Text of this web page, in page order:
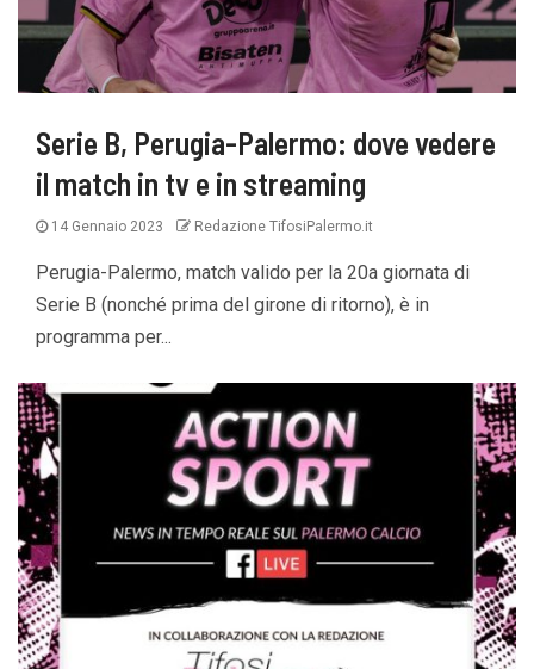
Serie B, Perugia-Palermo: dove vedere
il match in tv e in streaming
14 Gennaio 2023 Redazione TifosiPalermo.it
Perugia-Palermo, match valido per la 20a giornata di
Serie B (nonché prima del girone di ritorno), è in
programma per...